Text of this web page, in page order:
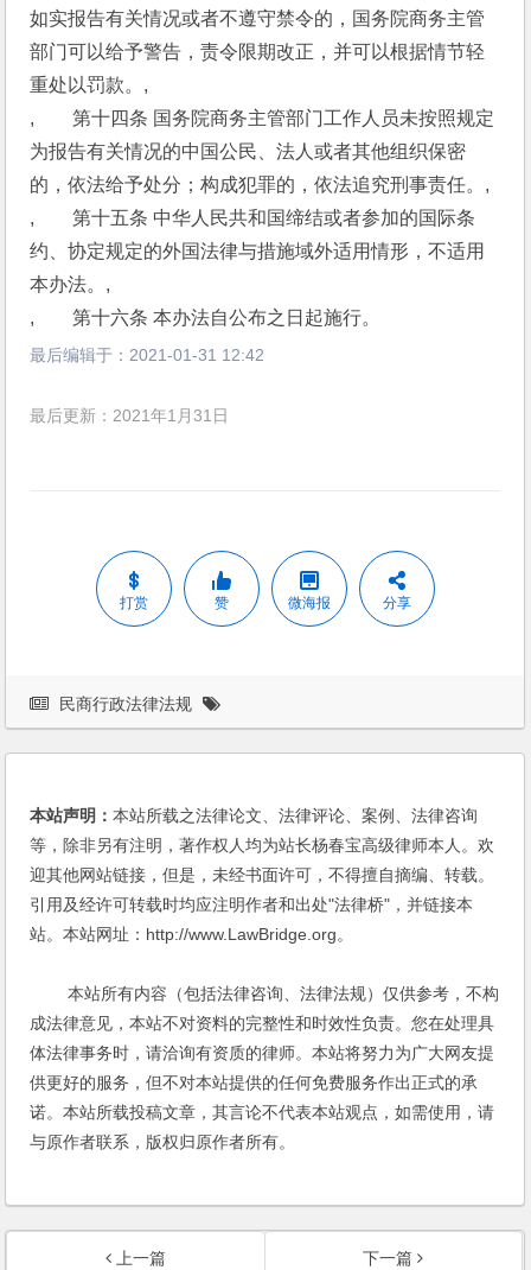
如实报告有关情况或者不遵守禁令的，国务院商务主管
部门可以给予警告，责令限期改正，并可以根据情节轻
重处以罚款。,
,　　第十四条 国务院商务主管部门工作人员未按照规定
为报告有关情况的中国公民、法人或者其他组织保密
的，依法给予处分；构成犯罪的，依法追究刑事责任。,
,　　第十五条 中华人民共和国缔结或者参加的国际条
约、协定规定的外国法律与措施域外适用情形，不适用
本办法。,
,　　第十六条 本办法自公布之日起施行。
最后编辑于： 2021-01-31 12:42
最后更新：2021年1月31日
打赏 赞 微海报 分享
民商行政法律法规
本站声明：本站所载之法律论文、法律评论、案例、法律咨询
等，除非另有注明，著作权人均为站长杨春宝高级律师本人。欢
迎其他网站链接，但是，未经书面许可，不得擅自摘编、转载。
引用及经许可转载时均应注明作者和出处"法律桥"，并链接本
站。本站网址：http://www.LawBridge.org。
本站所有内容（包括法律咨询、法律法规）仅供参考，不构
成法律意见，本站不对资料的完整性和时效性负责。您在处理具
体法律事务时，请洽询有资质的律师。本站将努力为广大网友提
供更好的服务，但不对本站提供的任何免费服务作出正式的承
诺。本站所载投稿文章，其言论不代表本站观点，如需使用，请
与原作者联系，版权归原作者所有。
上一篇
下一篇